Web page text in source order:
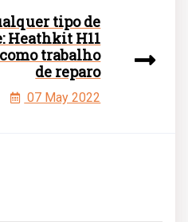
tipo de
Heathkit H11
trabalho
de reparo
07 May 2022